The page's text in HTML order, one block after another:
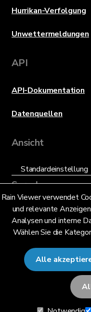
Rain Viewer verwendet
und relevante
Analysen und interne
Wählen Sie die
Alle
Hurrikan-Verfolgung
Unwettermeldungen
API
API-Dokumentation
Datenquellen
Ansicht
Sprache
Deutsch (DE)
© 2026 RainViewer,
Datenschutzhinweis